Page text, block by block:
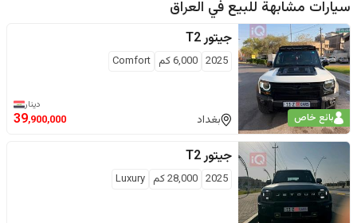
سيارات مشابهة للبيع في العراق
بائع خاص
جيتورT2
2025
6,000كم Comfort
بغداد
دينار
39,900,000
جيتورT2
2025
28,000كم Luxury